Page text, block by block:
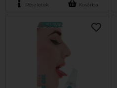
Részletek Kosárba